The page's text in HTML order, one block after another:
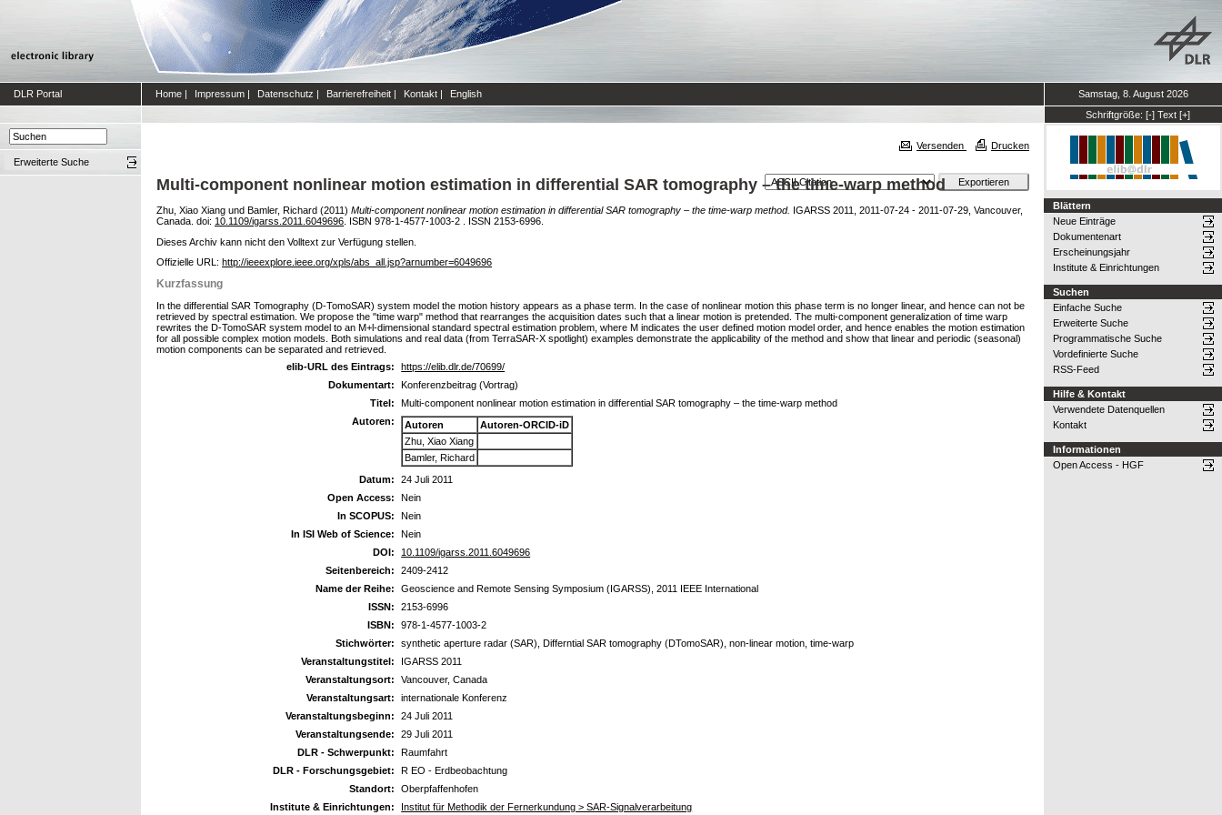
DLR Portal Home | Impressum | Datenschutz | Barrierefreiheit | Kontakt | English
Samstag, 8. August 2026
Schriftgröße: [-] Text [+]
Erweiterte Suche
Versenden Drucken
Multi-component nonlinear motion estimation in differential SAR tomography – the time-warp method
Zhu, Xiao Xiang und Bamler, Richard (2011) Multi-component nonlinear motion estimation in differential SAR tomography – the time-warp method. IGARSS 2011, 2011-07-24 - 2011-07-29, Vancouver,
Canada. doi: 10.1109/igarss.2011.6049696 . ISBN 978-1-4577-1003-2 . ISSN 2153-6996.
Dieses Archiv kann nicht den Volltext zur Verfügung stellen.
Offizielle URL: http://ieeexplore.ieee.org/xpls/abs_all.jsp?arnumber=6049696
Kurzfassung
In the differential SAR Tomography (D-TomoSAR) system model the motion history appears as a phase term. In the case of nonlinear motion this phase term is no longer linear, and hence can not be
retrieved by spectral estimation. We propose the "time warp" method that rearranges the acquisition dates such that a linear motion is pretended. The multi-component generalization of time warp
rewrites the D-TomoSAR system model to an M+l-dimensional standard spectral estimation problem, where M indicates the user defined motion model order, and hence enables the motion estimation
for all possible complex motion models. Both simulations and real data (from TerraSAR-X spotlight) examples demonstrate the applicability of the method and show that linear and periodic (seasonal)
motion components can be separated and retrieved.
elib-URL des Eintrags:
https://elib.dlr.de/70699/
Dokumentart:
Konferenzbeitrag (Vortrag)
Titel:
Multi-component nonlinear motion estimation in differential SAR tomography – the time-warp method
Autoren:
Autoren
Autoren-ORCID-iD
Zhu, Xiao Xiang
Bamler, Richard
Datum:
24 Juli 2011
Open Access:
Nein
In SCOPUS:
Nein
In ISI Web of Science:
Nein
DOI:
10.1109/igarss.2011.6049696
Seitenbereich:
2409-2412
Name der Reihe:
Geoscience and Remote Sensing Symposium (IGARSS), 2011 IEEE International
ISSN:
2153-6996
ISBN:
978-1-4577-1003-2
Stichwörter:
synthetic aperture radar (SAR), Differntial SAR tomography (DTomoSAR), non-linear motion, time-warp
Veranstaltungstitel:
IGARSS 2011
Veranstaltungsort:
Vancouver, Canada
Veranstaltungsart:
internationale Konferenz
Veranstaltungsbeginn:
24 Juli 2011
Veranstaltungsende:
29 Juli 2011
DLR - Schwerpunkt:
Raumfahrt
DLR - Forschungsgebiet:
R EO - Erdbeobachtung
Standort:
Oberpfaffenhofen
Institute & Einrichtungen:
Institut für Methodik der Fernerkundung > SAR-Signalverarbeitung
Blättern
Neue Einträge
Dokumentenart
Erscheinungsjahr
Institute & Einrichtungen
Suchen
Einfache Suche
Erweiterte Suche
Programmatische Suche
Vordefinierte Suche
RSS-Feed
Hilfe & Kontakt
Verwendete Datenquellen
Kontakt
Informationen
Open Access - HGF